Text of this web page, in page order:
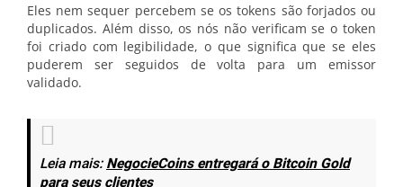
Eles nem sequer percebem se os tokens são forjados ou
duplicados. Além disso, os nós não verificam se o token
foi criado com legibilidade, o que significa que se eles
puderem ser seguidos de volta para um emissor
validado.
Leia mais:NegocieCoins entregará o Bitcoin Gold
para seus clientes